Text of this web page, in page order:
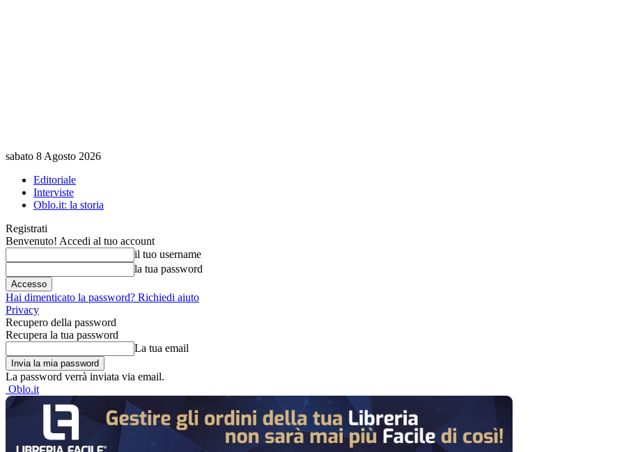
sabato 8 Agosto 2026
Editoriale
Interviste
Oblo.it: la storia
Registrati
Benvenuto! Accedi al tuo account
il tuo username
la tua password
Hai dimenticato la password? Richiedi aiuto
Privacy
Recupero della password
Recupera la tua password
La tua email
La password verrà inviata via email.
Oblo.it